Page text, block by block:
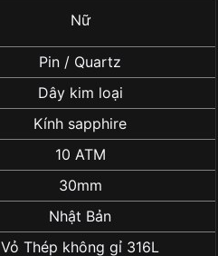
Nữ
Pin / Quartz
Dây kim loại
Kính sapphire
10 ATM
30mm
Nhật Bản
Vỏ Thép không gỉ 316L